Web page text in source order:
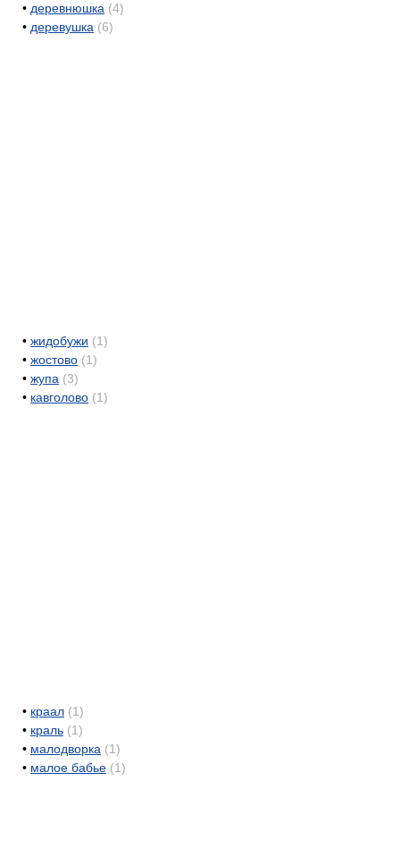
• деревнюшка (4)
• деревушка (6)
• жидобужи (1)
• жостово (1)
• жупа (3)
• кавголово (1)
• краал (1)
• краль (1)
• малодворка (1)
• малое бабье (1)